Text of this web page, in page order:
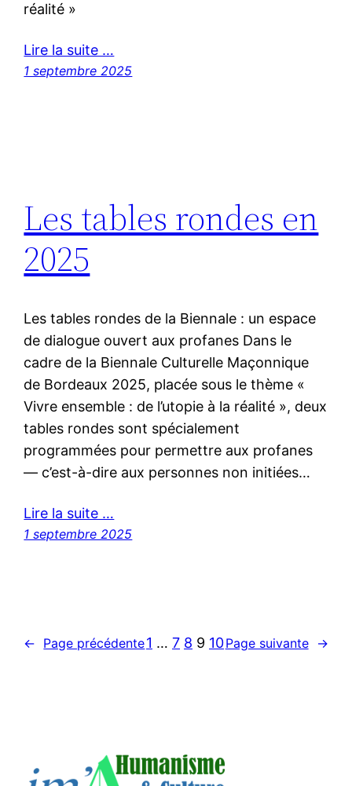
réalité »
Lire la suite …
1 septembre 2025
Les tables rondes en
2025
Les tables rondes de la Biennale : un espace
de dialogue ouvert aux profanes Dans le
cadre de la Biennale Culturelle Maçonnique
de Bordeaux 2025, placée sous le thème «
Vivre ensemble : de l’utopie à la réalité », deux
tables rondes sont spécialement
programmées pour permettre aux profanes
— c’est-à-dire aux personnes non initiées…
Lire la suite …
1 septembre 2025
← Page précédente1 … 7 8 9 10Page suivante →